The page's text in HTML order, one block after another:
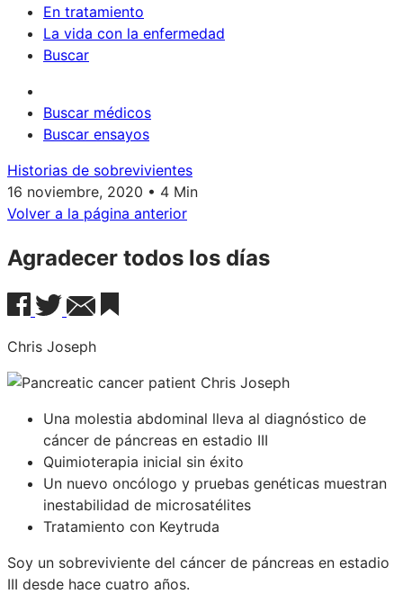
En tratamiento
La vida con la enfermedad
Buscar
Buscar médicos
Buscar ensayos
Historias de sobrevivientes
16 noviembre, 2020 • 4 Min
Volver a la página anterior
Agradecer todos los días
Chris Joseph
Una molestia abdominal lleva al diagnóstico de
cáncer de páncreas en estadio III
Quimioterapia inicial sin éxito
Un nuevo oncólogo y pruebas genéticas muestran
inestabilidad de microsatélites
Tratamiento con Keytruda
Soy un sobreviviente del cáncer de páncreas en estadio
III desde hace cuatro años.